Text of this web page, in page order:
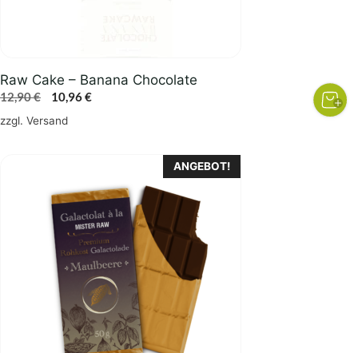
Raw Cake – Banana Chocolate
12,90€
Ursprünglicher
Preis
10,96€Aktueller
zzgl. Versand
ANGEBOT!